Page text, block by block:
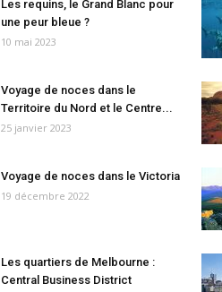
Les requins, le Grand Blanc pour
une peur bleue ?
10 mai 2023
Voyage de noces dans le
Territoire du Nord et le Centre...
25 janvier 2023
Voyage de noces dans le Victoria
19 décembre 2022
Les quartiers de Melbourne :
Central Business District